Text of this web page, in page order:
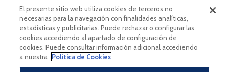
CANAL ÉTICO
El presente sitio web utiliza cookies de terceros no
necesarias para la navegación con finalidades analíticas,
estadísticas y publicitarias. Puede rechazar o configurar las
cookies accediendo al apartado de configuración de
cookies. Puede consultar información adicional accediendo
a nuestra
Política de Cookies